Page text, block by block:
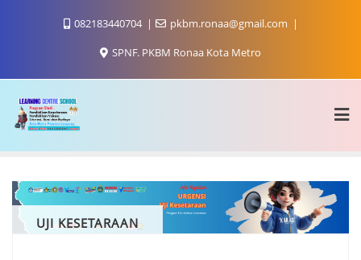
082183440704
pkbm.ronaa@gmail.com
SPNF. PKBM Ronaa Kota Metro
UJI KESETARAAN